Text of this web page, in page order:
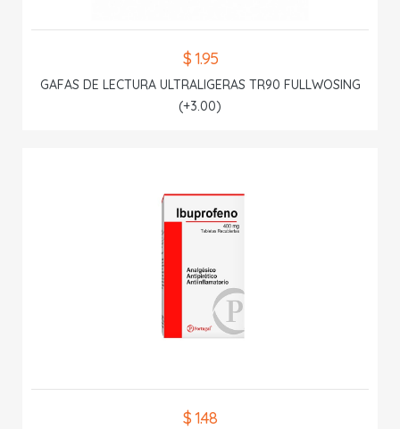
$ 1.95
GAFAS DE LECTURA ULTRALIGERAS TR90 FULLWOSING
(+3.00)
$ 1.48